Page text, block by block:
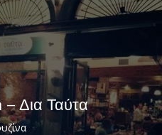
Δια Ταύτα